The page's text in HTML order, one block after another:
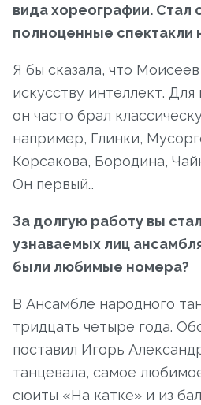
вида хореографии. Стал
полноценные спектакли
Я бы сказала, что
искусству интеллект. Для
он часто брал
например, Глинки,
Корсакова, Бородина,
Он первый…
За долгую работу вы
узнаваемых лиц
были любимые номера?
В Ансамбле народного
тридцать четыре года.
поставил Игорь
танцевала, самое
сюиты «На катке» и из